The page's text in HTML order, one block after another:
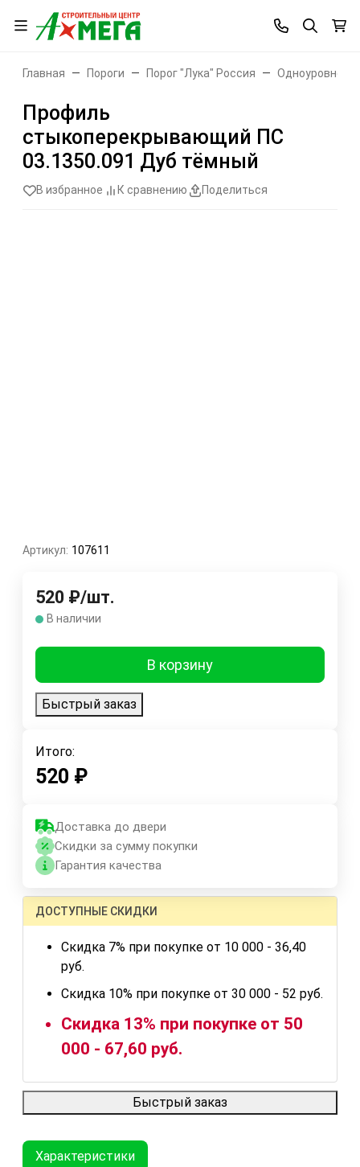
Главная Пороги Порог "Лука" Россия
Профиль
стыкоперекрывающий ПС
03.1350.091 Дуб тёмный
В избранное К сравнению Поделиться
Артикул: 107611
520 ₽/шт.
В наличии
В корзину
Быстрый заказ
Итого:
520 ₽
Доставка до двери
Скидки за сумму покупки
Гарантия качества
ДОСТУПНЫЕ СКИДКИ
Скидка 7% при покупке от 10 000 - 36,40
руб.
Скидка 10% при покупке от 30 000 - 52 руб.
Скидка 13% при покупке от 50
000 - 67,60 руб.
Быстрый заказ
Характеристики